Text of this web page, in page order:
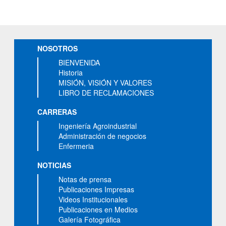
NOSOTROS
BIENVENIDA
Historia
MISIÓN, VISIÓN Y VALORES
LIBRO DE RECLAMACIONES
CARRERAS
Ingeniería Agroindustrial
Administración de negocios
Enfermeria
NOTICIAS
Notas de prensa
Publicaciones Impresas
Videos Institucionales
Publicaciones en Medios
Galería Fotográfica